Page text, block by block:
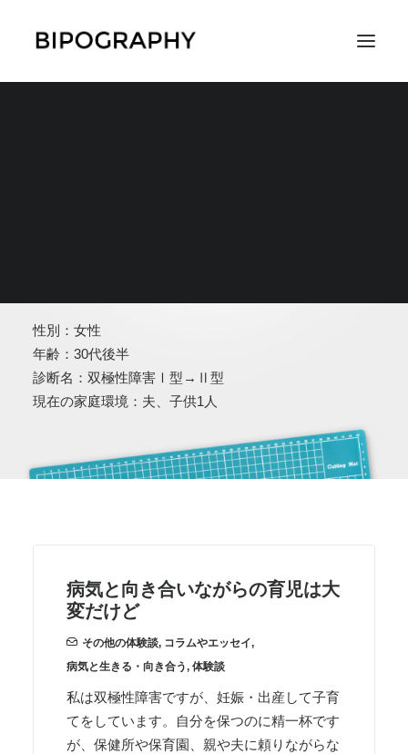
性別：女性
年齢：30代後半
診断名：双極性障害Ⅰ型→Ⅱ型
現在の家庭環境：夫、子供1人
病気と向き合いながらの育児は大
変だけど
その他の体験談, コラムやエッセイ,
病気と生きる・向き合う, 体験談
私は双極性障害ですが、妊娠・出産して子育
てをしています。自分を保つのに精一杯です
が、保健所や保育園、親や夫に頼りながらな